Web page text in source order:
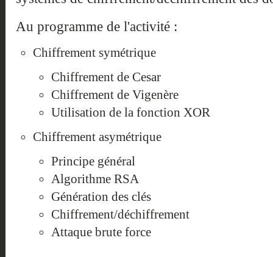
Au programme de l'activité :
Chiffrement symétrique
Chiffrement de Cesar
Chiffrement de Vigenère
Utilisation de la fonction XOR
Chiffrement asymétrique
Principe général
Algorithme RSA
Génération des clés
Chiffrement/déchiffrement
Attaque brute force